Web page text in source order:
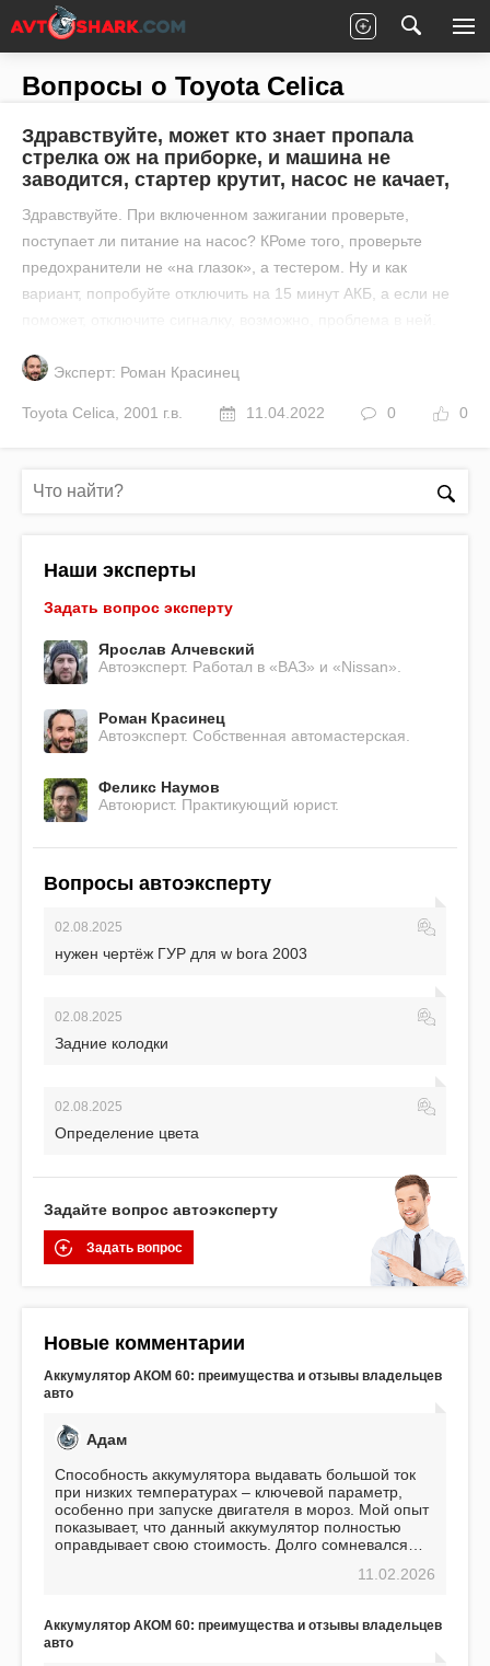
Главная Все вопросы Celica
Вопросы о Toyota Celica
Здравствуйте, может кто знает пропала
стрелка ож на приборке, и машина не
заводится, стартер крутит, насос не качает,
Здравствуйте. При включенном зажигании проверьте,
поступает ли питание на насос? КРоме того, проверьте
предохранители не «на глазок», а тестером. Ну и как
вариант, попробуйте отключить на 15 минут АКБ, а если не
Эксперт: Роман Красинец
Toyota Celica 2001 г.в. 11.04.2022 0 0
Наши эксперты
Задать вопрос эксперту
Ярослав Алчевский
Автоэксперт. Работал в «ВАЗ» и «Nissan».
Роман Красинец
Автоэксперт. Собственная автомастерская.
Феликс Наумов
Автоюрист. Практикующий юрист.
Вопросы автоэксперту
02.08.2025
нужен чертёж ГУР для w bora 2003
02.08.2025
Задние колодки
02.08.2025
Определение цвета
Задайте вопрос автоэксперту
Задать вопрос
Новые комментарии
Аккумулятор АКОМ 60: преимущества и отзывы владельцев
авто
Адам
Способность аккумулятора выдавать большой ток
при низких температурах – ключевой параметр,
особенно при запуске двигателя в мороз. Мой опыт
показывает, что данный аккумулятор полностью
оправдывает свою стоимость. Долго сомневался
пожалел. Считаю, что это отличное вложение,11.02.2026
Аккумулятор АКОМ 60: преимущества и отзывы владельцев
авто